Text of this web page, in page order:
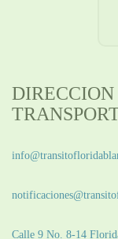
Calle 9 No. 8-14